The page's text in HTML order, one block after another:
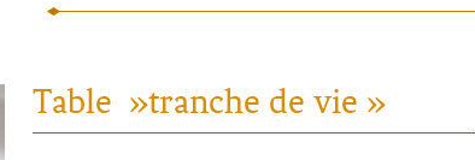
Table »tranche de vie »